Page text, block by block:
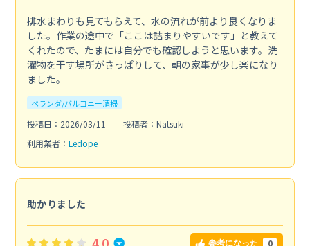
排水まわりも見てもらえて、水の流れが前より良くなりま
した。作業の途中で「ここは詰まりやすいです」と教えて
くれたので、たまには自分でも確認しようと思います。洗
濯物を干す場所がさっぱりして、朝の家事が少し楽になり
ました。
ベランダ/バルコニー清掃
投稿日：2026/03/11
投稿者：Natsuki
利用業者： Ledope
助かりました
参考になった 0